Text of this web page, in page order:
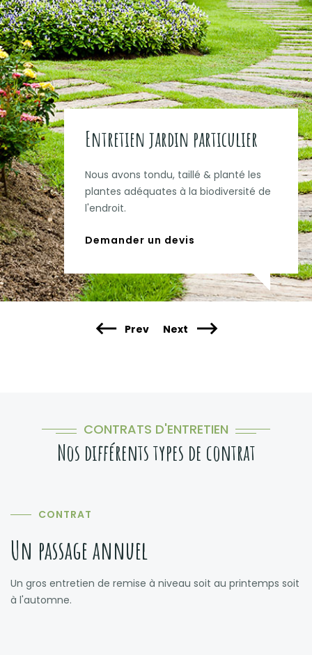
Entretien jardin particulier
Nous avons tondu, taillé & planté les
plantes adéquates à la biodiversité de
l'endroit.
Demander un devis
Prev Next
CONTRATS D'ENTRETIEN
Nos différents types de contrat
CONTRAT
Un passage annuel
Un gros entretien de remise à niveau soit au printemps soit
à l'automne.